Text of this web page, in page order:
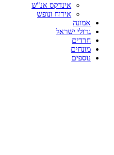
אינדקס אנ"ש
אירוח ונופש
אמונה
גדולי ישראל
חרדים
מונחים
נוספים